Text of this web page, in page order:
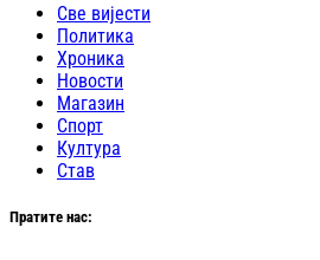
Све вијести
Политика
Хроника
Новости
Магазин
Спорт
Култура
Став
Пратите нас: